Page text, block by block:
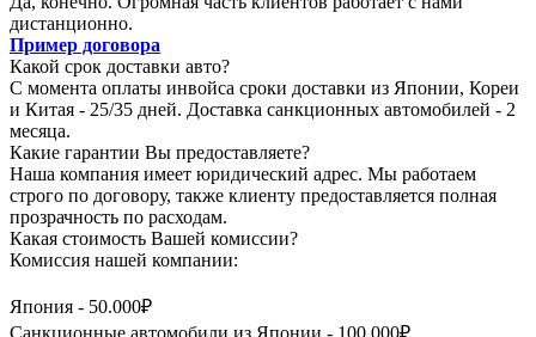
дистанционно.
Пример договора
Какой срок доставки авто?
С момента оплаты инвойса сроки доставки из Японии, Кореи
и Китая - 25/35 дней. Доставка санкционных автомобилей - 2
месяца.
Какие гарантии Вы предоставляете?
Наша компания имеет юридический адрес. Мы работаем
строго по договору, также клиенту предоставляется полная
прозрачность по расходам.
Какая стоимость Вашей комиссии?
Комиссия нашей компании:
Япония - 50.000₽
Санкционные автомобили из Японии - 100.000₽